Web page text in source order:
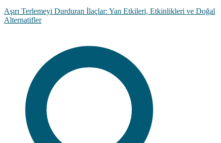
Aşırı Terlemeyi Durduran İlaçlar: Yan Etkileri, Etkinlikleri ve Doğal
Alternatifler